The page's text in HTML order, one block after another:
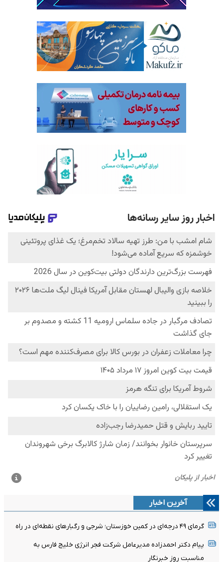
آخرین اخبار
گرمای ۴۹ درجه‌ای در کمین خوزستان؛ شرجی و رگبارهای نقطه‌ای در راه
پیام دکتر احمدزاده مدیرعامل شرکت فجر انرژی خلیج فارس به
مناسبت روز خبرنگار